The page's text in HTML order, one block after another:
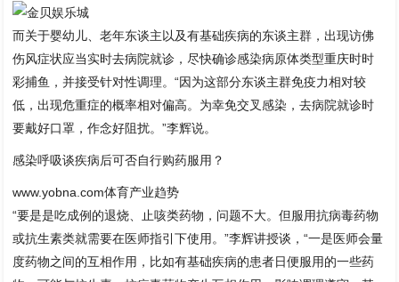
而关于婴幼儿、老年东谈主以及有基础疾病的东谈主群，出现访佛
伤风症状应当实时去病院就诊，尽快确诊感染病原体类型重庆时时
彩捕鱼，并接受针对性调理。“因为这部分东谈主群免疫力相对较
低，出现危重症的概率相对偏高。为幸免交叉感染，去病院就诊时
要戴好口罩，作念好阻扰。”李辉说。
感染呼吸谈疾病后可否自行购药服用？
www.yobna.com体育产业趋势
“要是是吃成例的退烧、止咳类药物，问题不大。但服用抗病毒药物
或抗生素类就需要在医师指引下使用。”李辉讲授谈，“一是医师会量
度药物之间的互相作用，比如有基础疾病的患者日便服用的一些药